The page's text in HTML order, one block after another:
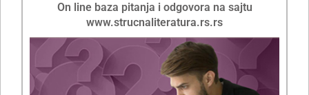
On line baza pitanja i odgovora na sajtu
www.strucnaliteratura.rs.rs